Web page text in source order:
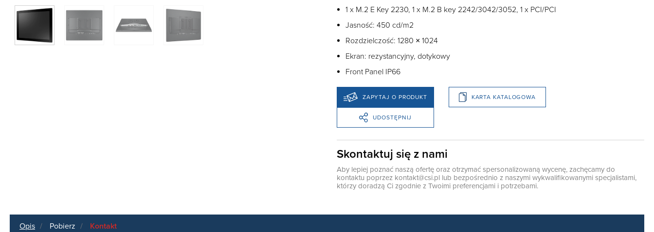
1 x M.2 E Key 2230, 1 x M.2 B key 2242/3042/3052, 1 x PCI/PCI
Jasność: 450 cd/m2
Rozdzielczość: 1280 × 1024
Ekran: rezystancyjny, dotykowy
Front Panel IP66
ZAPYTAJ O PRODUKT KARTA KATALOGOWA
UDOSTĘPNIJ
Skontaktuj się z nami
Aby lepiej poznać naszą ofertę oraz otrzymać spersonalizowaną wycenę, zachęcamy do
kontaktu poprzez kontakt@csi.pl lub bezpośrednio z naszymi wykwalifikowanymi specjalistami,
którzy doradzą Ci zgodnie z Twoimi preferencjami i potrzebami.
Opis Pobierz Kontakt